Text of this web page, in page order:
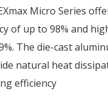
Micro Series
of up to 98% and
The die-cast
natural heat
efficiency